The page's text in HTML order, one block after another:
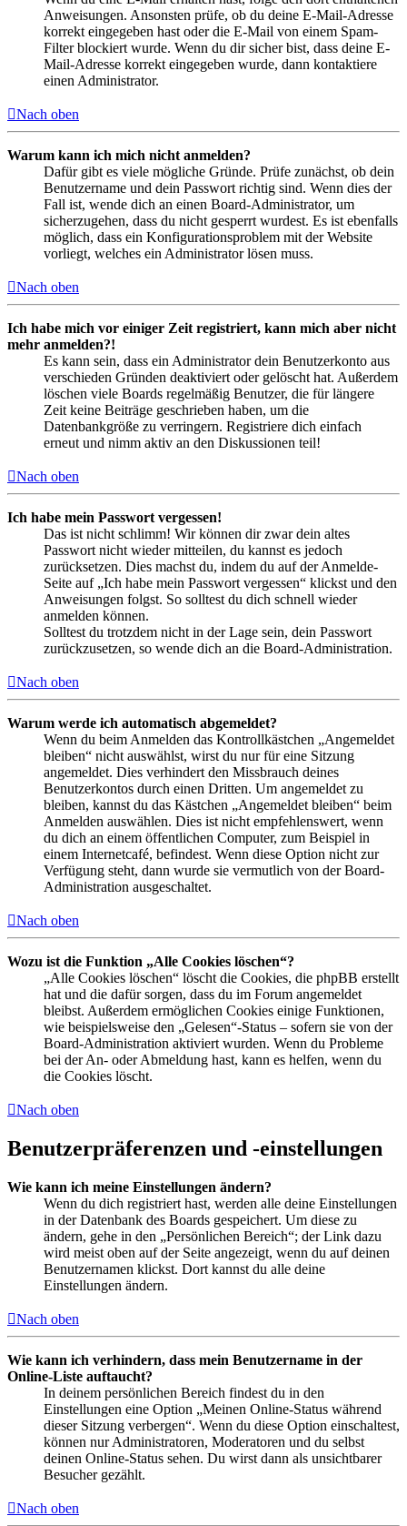
Anweisungen. Ansonsten prüfe, ob du deine E-Mail-Adresse
korrekt eingegeben hast oder die E-Mail von einem Spam-
Filter blockiert wurde. Wenn du dir sicher bist, dass deine E-
Mail-Adresse korrekt eingegeben wurde, dann kontaktiere
einen Administrator.
Nach oben
Warum kann ich mich nicht anmelden?
Dafür gibt es viele mögliche Gründe. Prüfe zunächst, ob dein
Benutzername und dein Passwort richtig sind. Wenn dies der
Fall ist, wende dich an einen Board-Administrator, um
sicherzugehen, dass du nicht gesperrt wurdest. Es ist ebenfalls
möglich, dass ein Konfigurationsproblem mit der Website
vorliegt, welches ein Administrator lösen muss.
Nach oben
Ich habe mich vor einiger Zeit registriert, kann mich aber nicht
mehr anmelden?!
Es kann sein, dass ein Administrator dein Benutzerkonto aus
verschieden Gründen deaktiviert oder gelöscht hat. Außerdem
löschen viele Boards regelmäßig Benutzer, die für längere
Zeit keine Beiträge geschrieben haben, um die
Datenbankgröße zu verringern. Registriere dich einfach
erneut und nimm aktiv an den Diskussionen teil!
Nach oben
Ich habe mein Passwort vergessen!
Das ist nicht schlimm! Wir können dir zwar dein altes
Passwort nicht wieder mitteilen, du kannst es jedoch
zurücksetzen. Dies machst du, indem du auf der Anmelde-
Seite auf „Ich habe mein Passwort vergessen“ klickst und den
Anweisungen folgst. So solltest du dich schnell wieder
anmelden können.
Solltest du trotzdem nicht in der Lage sein, dein Passwort
zurückzusetzen, so wende dich an die Board-Administration.
Nach oben
Warum werde ich automatisch abgemeldet?
Wenn du beim Anmelden das Kontrollkästchen „Angemeldet
bleiben“ nicht auswählst, wirst du nur für eine Sitzung
angemeldet. Dies verhindert den Missbrauch deines
Benutzerkontos durch einen Dritten. Um angemeldet zu
bleiben, kannst du das Kästchen „Angemeldet bleiben“ beim
Anmelden auswählen. Dies ist nicht empfehlenswert, wenn
du dich an einem öffentlichen Computer, zum Beispiel in
einem Internetcafé, befindest. Wenn diese Option nicht zur
Verfügung steht, dann wurde sie vermutlich von der Board-
Administration ausgeschaltet.
Nach oben
Wozu ist die Funktion „Alle Cookies löschen“?
„Alle Cookies löschen“ löscht die Cookies, die phpBB erstellt
hat und die dafür sorgen, dass du im Forum angemeldet
bleibst. Außerdem ermöglichen Cookies einige Funktionen,
wie beispielsweise den „Gelesen“-Status – sofern sie von der
Board-Administration aktiviert wurden. Wenn du Probleme
bei der An- oder Abmeldung hast, kann es helfen, wenn du
die Cookies löscht.
Nach oben
Benutzerpräferenzen und -einstellungen
Wie kann ich meine Einstellungen ändern?
Wenn du dich registriert hast, werden alle deine Einstellungen
in der Datenbank des Boards gespeichert. Um diese zu
ändern, gehe in den „Persönlichen Bereich“; der Link dazu
wird meist oben auf der Seite angezeigt, wenn du auf deinen
Benutzernamen klickst. Dort kannst du alle deine
Einstellungen ändern.
Nach oben
Wie kann ich verhindern, dass mein Benutzername in der
Online-Liste auftaucht?
In deinem persönlichen Bereich findest du in den
Einstellungen eine Option „Meinen Online-Status während
dieser Sitzung verbergen“. Wenn du diese Option einschaltest,
können nur Administratoren, Moderatoren und du selbst
deinen Online-Status sehen. Du wirst dann als unsichtbarer
Besucher gezählt.
Nach oben